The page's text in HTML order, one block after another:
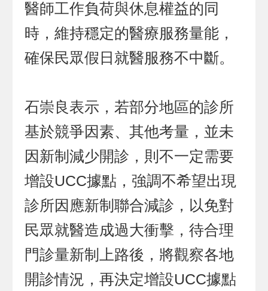
醫師工作負荷與休息權益的同
時，維持穩定的醫療服務量能，
確保民眾假日就醫服務不中斷。
石崇良表示，若部分地區的診所
基於競爭因素、其他考量，並未
因新制減少開診，則不一定需要
增設UCC據點，強調不希望出現
診所因應新制聯合減診，以免對
民眾就醫造成過大衝擊，待合理
門診量新制上路後，將觀察各地
開診情況，再決定增設UCC據點